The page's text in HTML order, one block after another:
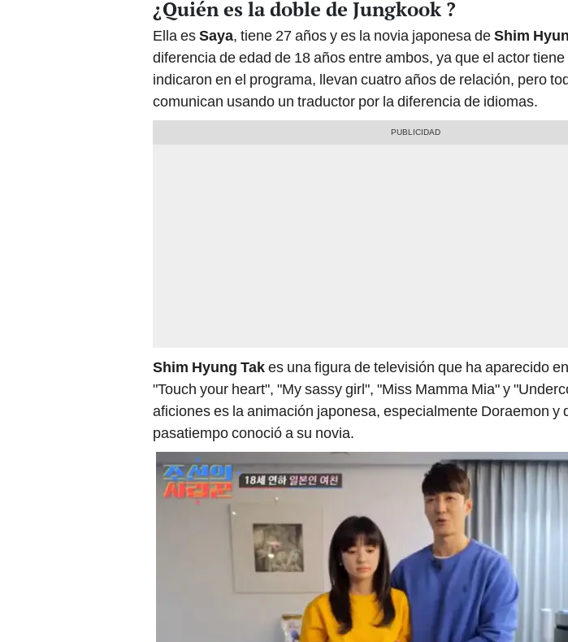
¿Quién es la doble de Jungkook ?
Ella esSaya, tiene 27 años y es la novia japonesa deShim
diferencia de edad de 18 años entre ambos, ya que el actor
indicaron en el programa, llevan cuatro años de relación, pero
comunican usando un traductor por la diferencia de idiomas.
Shim Hyung Takes una figura de televisión que ha aparecido
"Touch your heart", "My sassy girl", "Miss Mamma Mia" y
aficiones es la animación japonesa, especialmente Doraemon y
pasatiempo conoció a su novia.